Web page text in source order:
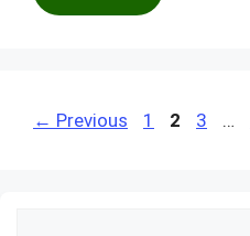
← Previous Page
1 Page
2 Page
3 …